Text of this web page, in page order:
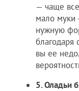
— чаще
мало муки
нужную
благодаря
вы ее
5. Оладьи